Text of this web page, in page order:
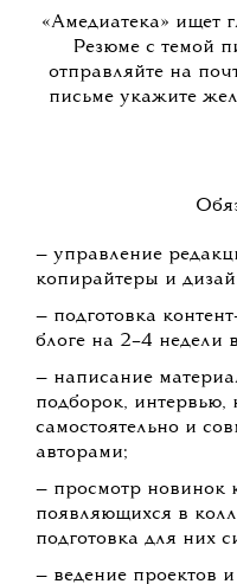
«Амедиатека» ищет
Резюме с темой
отправляйте на
письме укажите
— управление
копирайтеры и
— подготовка
блоге на 2–4 недели
— написание
подборок, интервью,
самостоятельно и
авторами;
— просмотр новинок
появляющихся в
подготовка для них
— ведение проектов